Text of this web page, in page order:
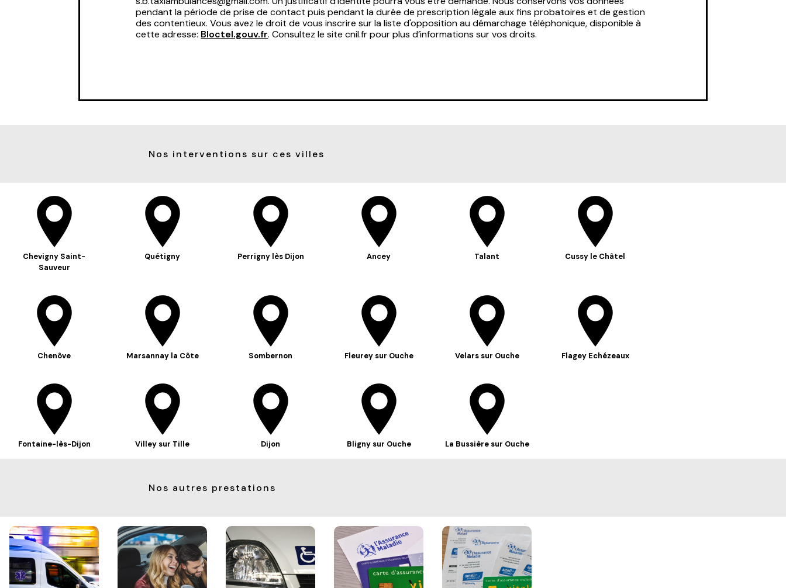
pendant la période de prise de contact puis pendant la durée de prescription légale aux fins probatoires et de gestion
des contentieux. Vous avez le droit de vous inscrire sur la liste d'opposition au démarchage téléphonique, disponible à
cette adresse: Bloctel.gouv.fr. Consultez le site cnil.fr pour plus d’informations sur vos droits.
Nos interventions sur ces villes
Chevigny Saint-
Sauveur
Quétigny Perrigny lès Dijon Ancey Talant Cussy le Châtel
Chenôve Marsannay la Côte Sombernon Fleurey sur Ouche Velars sur Ouche Flagey Echézeaux
Fontaine-lès-Dijon Villey sur Tille Dijon Bligny sur Ouche La Bussière sur Ouche
Nos autres prestations